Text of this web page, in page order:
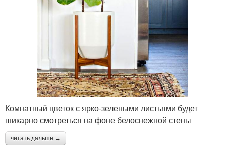
Комнатный цветок с ярко-зелеными листьями будет
шикарно смотреться на фоне белоснежной стены
читать дальше →